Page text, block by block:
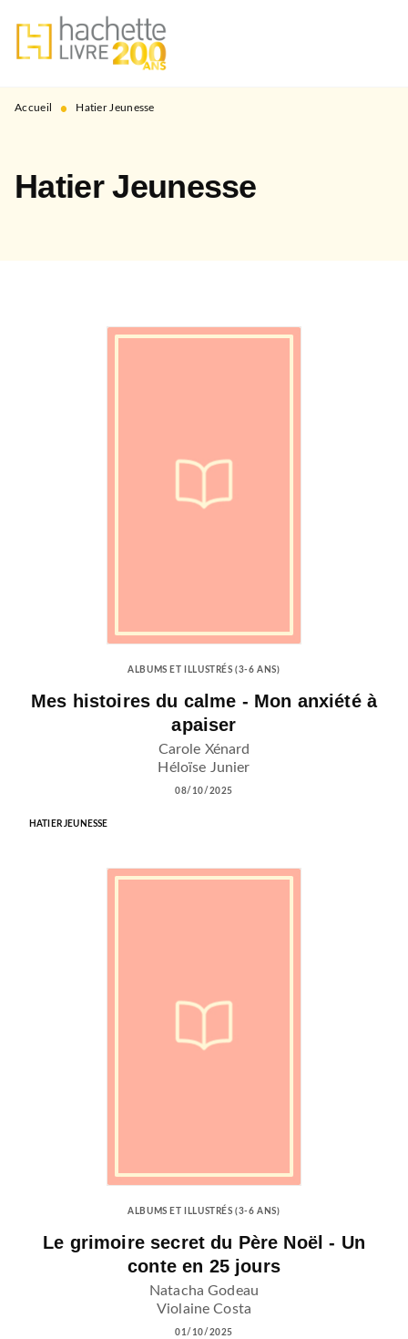
MENU RECHERCHE
PIED DE PAGE
Accueil • Hatier Jeunesse
Hatier Jeunesse
ALBUMS ET ILLUSTRÉS (3-6 ANS)
Mes histoires du calme - Mon anxiété à
apaiser
Carole Xénard
Héloïse Junier
08/10/2025
HATIER JEUNESSE
ALBUMS ET ILLUSTRÉS (3-6 ANS)
Le grimoire secret du Père Noël - Un
conte en 25 jours
Natacha Godeau
Violaine Costa
01/10/2025